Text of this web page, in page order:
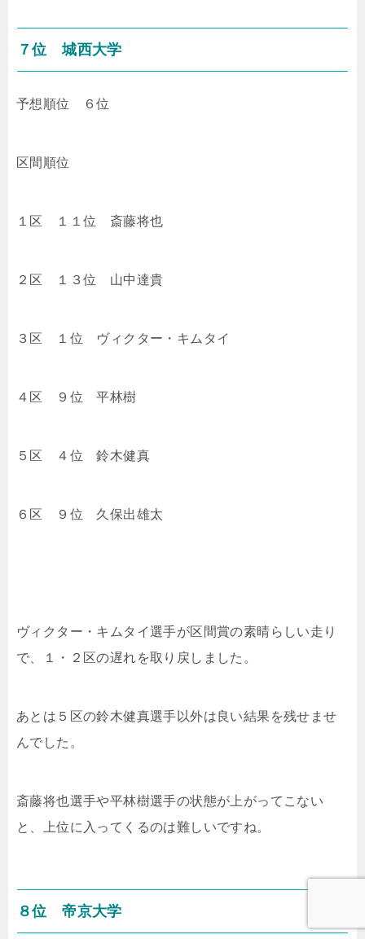
７位 城西大学
予想順位 ６位
区間順位
１区 １１位 斎藤将也
２区 １３位 山中達貴
３区 １位 ヴィクター・キムタイ
４区 ９位平林樹
５区 ４位鈴木健真
６区 ９位 久保出雄太
ヴィクター・キムタイ選手が区間賞の素晴らしい走り
で、１・２区の遅れを取り戻しました。
あとは５区の鈴木健真選手以外は良い結果を残せませ
んでした。
斎藤将也選手や平林樹選手の状態が上がってこない
と、上位に入ってくるのは難しいですね。
８位 帝京大学